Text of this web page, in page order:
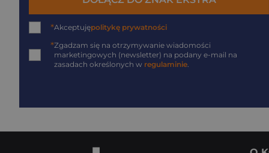
*Akceptujępolitykę prywatności
*Zgadzam się na otrzymywanie wiadomości
marketingowych (newsletter) na podany e-mail na
zasadach określonych w regulaminie